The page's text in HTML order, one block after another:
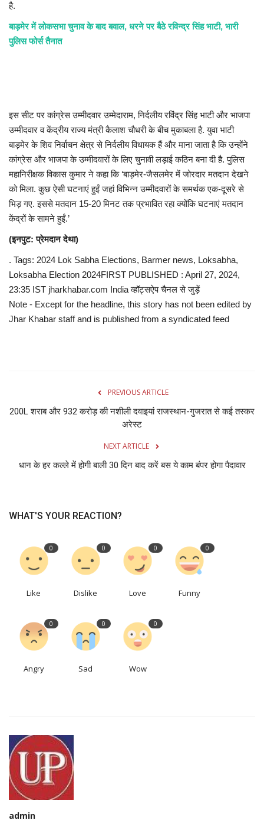
है.
बाड़मेर में लोकसभा चुनाव के बाद बवाल, धरने पर बैठे रविन्द्र सिंह भाटी, भारी
पुलिस फोर्स तैनात
इस सीट पर कांग्रेस उम्मीदवार उम्मेदाराम, निर्दलीय रविंद्र सिंह भाटी और भाजपा
उम्मीदवार व केंद्रीय राज्य मंत्री कैलाश चौधरी के बीच मुकाबला है. युवा भाटी
बाड़मेर के शिव निर्वाचन क्षेत्र से निर्दलीय विधायक हैं और माना जाता है कि उन्होंने
कांग्रेस और भाजपा के उम्मीदवारों के लिए चुनावी लड़ाई कठिन बना दी है. पुलिस
महानिरीक्षक विकास कुमार ने कहा कि ‘बाड़मेर-जैसलमेर में जोरदार मतदान देखने
को मिला. कुछ ऐसी घटनाएं हुईं जहां विभिन्न उम्मीदवारों के समर्थक एक-दूसरे से
भिड़ गए. इससे मतदान 15-20 मिनट तक प्रभावित रहा क्योंकि घटनाएं मतदान
केंद्रों के सामने हुईं.’
(इनपुट: प्रेमदान देथा)
. Tags: 2024 Lok Sabha Elections, Barmer news, Loksabha,
Loksabha Election 2024FIRST PUBLISHED : April 27, 2024,
23:35 IST jharkhabar.com India व्हॉट्सऐप चैनल से जुड़ें
Note - Except for the headline, this story has not been edited by
Jhar Khabar staff and is published from a syndicated feed
PREVIOUS ARTICLE
200L शराब और 932 करोड़ की नशीली दवाइयां राजस्थान-गुजरात से कई तस्कर
अरेस्ट
NEXT ARTICLE
धान के हर कल्ले में होगी बाली 30 दिन बाद करें बस ये काम बंपर होगा पैदावार
WHAT'S YOUR REACTION?
0
Like
0
Dislike
0
Love
0
Funny
0
Angry
0
Sad
0
Wow
admin